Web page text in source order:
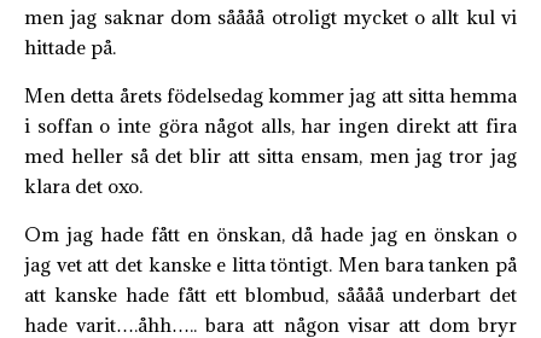
men jag saknar dom såååå otroligt mycket o allt kul vi
hittade på.
Men detta årets födelsedag kommer jag att sitta hemma
i soffan o inte göra något alls, har ingen direkt att fira
med heller så det blir att sitta ensam, men jag tror jag
klara det oxo.
Om jag hade fått en önskan, då hade jag en önskan o
jag vet att det kanske e litta töntigt. Men bara tanken på
att kanske hade fått ett blombud, såååå underbart det
hade varit….åhh….. bara att någon visar att dom bryr